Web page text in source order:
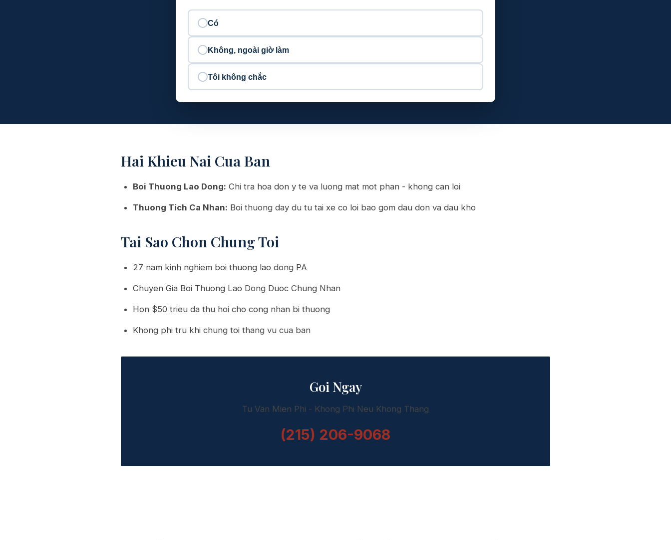
Có
Không, ngoài giờ làm
Tôi không chắc
Hai Khieu Nai Cua Ban
Boi Thuong Lao Dong: Chi tra hoa don y te va luong mat mot phan - khong can loi
Thuong Tich Ca Nhan: Boi thuong day du tu tai xe co loi bao gom dau don va dau kho
Tai Sao Chon Chung Toi
27 nam kinh nghiem boi thuong lao dong PA
Chuyen Gia Boi Thuong Lao Dong Duoc Chung Nhan
Hon $50 trieu da thu hoi cho cong nhan bi thuong
Khong phi tru khi chung toi thang vu cua ban
Goi Ngay
Tu Van Mien Phi - Khong Phi Neu Khong Thang
(215) 206-9068